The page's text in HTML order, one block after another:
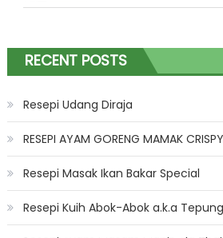
RECENT POSTS
Resepi Udang Diraja
RESEPI AYAM GORENG MAMAK CRISPY
Resepi Masak Ikan Bakar Special
Resepi Kuih Abok-Abok a.k.a